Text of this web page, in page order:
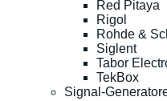
Red Pitaya
Rigol
Rohde &
Siglent
Tabor
TekBox
Signal-